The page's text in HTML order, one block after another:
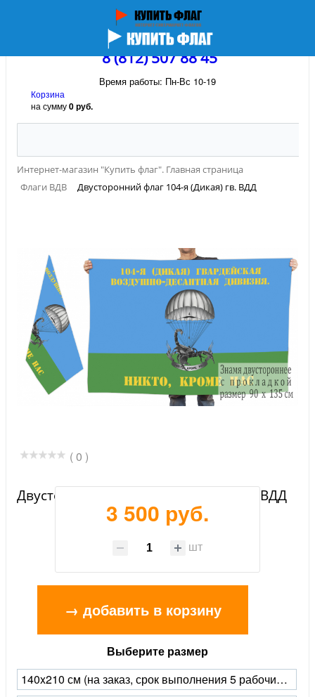
8 (812) 507 88 45
Время работы: Пн-Вс 10-19
Корзина
на сумму0 руб.
Интернет-магазин "Купить флаг". Главная страница
Флаги ВДВ
Двусторонний флаг 104-я (Дикая) гв. ВДД
( 0 )
Двусторонний флаг 104-я (Дикая) гв. ВДД
3 500 руб.
шт
→ добавить в корзину
Выберите размер
140x210 см (на заказ, срок выполнения 5 рабочих дней)